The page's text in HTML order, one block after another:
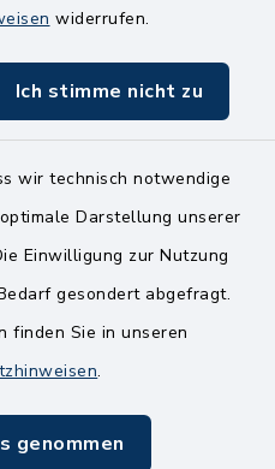
widerrufen.
Ich stimme nicht zu
wir technisch notwendige
Darstellung unserer
Einwilligung zur Nutzung
gesondert abgefragt.
finden Sie in unseren
.
genommen